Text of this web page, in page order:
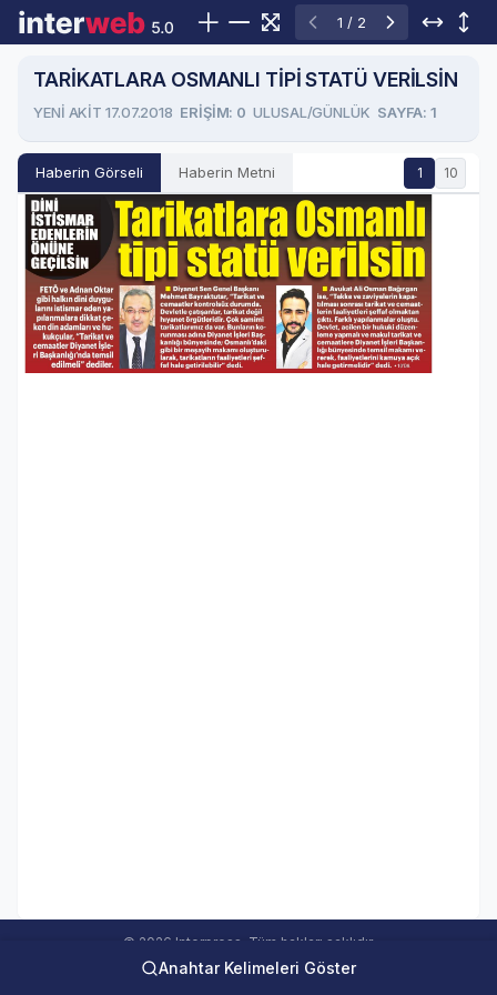
1 / 2
TARİKATLARA OSMANLI TİPİ STATÜ VERİLSİN
YENİ AKİT 17.07.2018 ERIŞIM: 0 ULUSAL/GÜNLÜK SAYFA: 1
Haberin Görseli Haberin Metni 1 10
Anahtar Kelimeleri Göster
© 2026 Interpress. Tüm hakları saklıdır.
interweb Online Medya Takip Sistemi Ver 5.00